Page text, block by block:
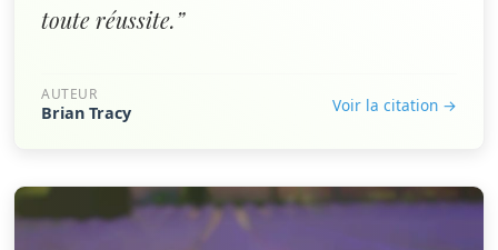
toute réussite.”
AUTEUR
Brian Tracy Voir la citation →